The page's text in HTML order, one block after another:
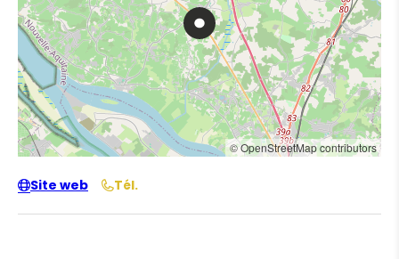
© OpenStreetMap contributors
Site web Tél.